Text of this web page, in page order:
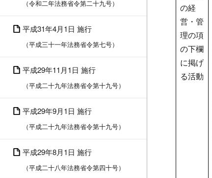
（令和二年法務省令第二十九号）
平成31年4月1日 施行
（平成三十一年法務省令第七号）
平成29年11月1日 施行
（平成二十九年法務省令第十九号）
平成29年9月1日 施行
（平成二十九年法務省令第十九号）
平成29年8月1日 施行
（平成二十八年法務省令第四十号）
の経
営・管
理の項
の下欄
に掲げ
る活動